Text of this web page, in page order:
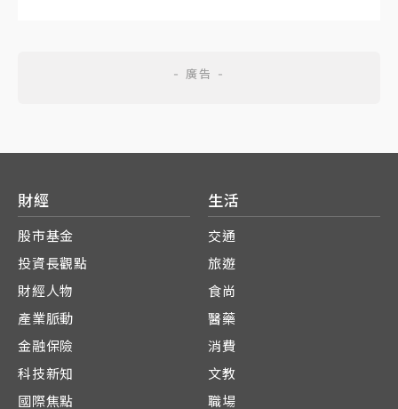
財經
股市基金
投資長觀點
財經人物
產業脈動
金融保險
科技新知
國際焦點
生活
交通
旅遊
食尚
醫藥
消費
文教
職場